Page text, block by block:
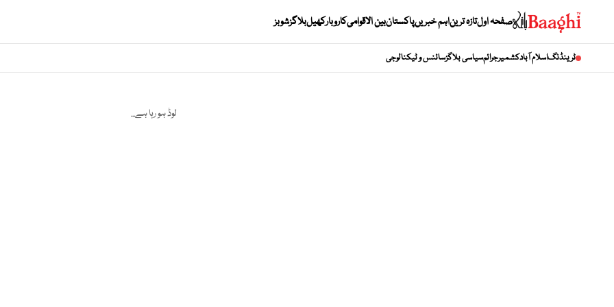
صفحہ اولتازہ تریناہم خبریںپاکستانبین الاقوامیکاروبارکھیلبلاگزشوبز
ٹرینڈنگاسلام آبادکشمیرجرائمسیاسی بلاگزسائنس و ٹیکنالوجی
لوڈ ہو رہا ہے...